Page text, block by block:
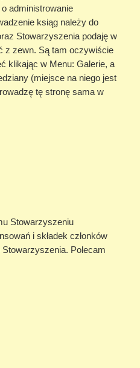
administrowanie
ksiąg należy do
Stowarzyszenia podaję w
z zewn. Są tam oczywiście
klikając w Menu: Galerie, a
(miejsce na niego jest
tę stronę sama w
Stowarzyszeniu
i składek członków
Stowarzyszenia. Polecam